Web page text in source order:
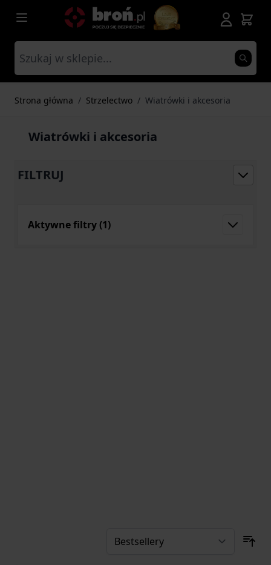
Przejdź do treści
Strona główna / Strzelectwo / Wiatrówki i akcesoria
Wiatrówki i akcesoria
FILTRUJ
Aktywne filtry (1)